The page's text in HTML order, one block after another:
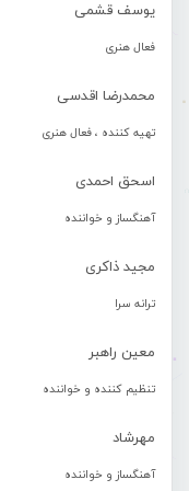
یوسف قشمی
فعال هنری
محمدرضا اقدسی
تهیه کننده ، فعال هنری
اسحق احمدی
آهنگساز و خواننده
مجید ذاکری
ترانه سرا
معین راهبر
تنظیم کننده و خواننده
مهرشاد
آهنگساز و خواننده